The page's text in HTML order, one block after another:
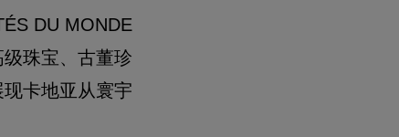
DU MONDE
珠宝、古董珍
卡地亚从寰宇